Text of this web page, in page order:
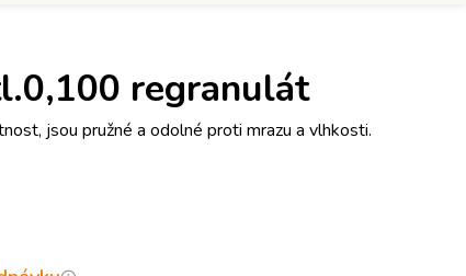
regranulát
jsou pružné a odolné proti mrazu a vlhkosti.